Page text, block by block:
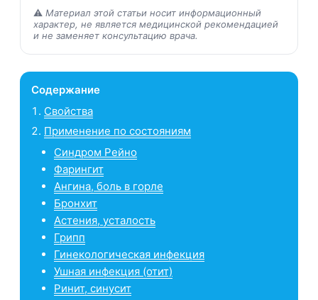
⚠️ Материал этой статьи носит информационный
характер, не является медицинской рекомендацией
и не заменяет консультацию врача.
Содержание
Свойства
Применение по состояниям
Синдром Рейно
Фарингит
Ангина, боль в горле
Бронхит
Астения, усталость
Грипп
Гинекологическая инфекция
Ушная инфекция (отит)
Ринит, синусит